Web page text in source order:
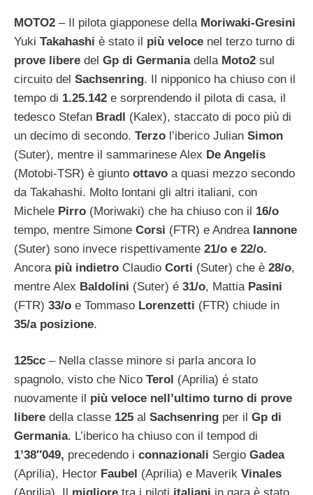
MOTO2 – Il pilota giapponese della Moriwaki-Gresini
Yuki Takahashi è stato il più veloce nel terzo turno di
prove libere del Gp di Germaniadella Moto2 sul
circuito del Sachsenring. Il nipponico ha chiuso con il
tempo di 1.25.142 e sorprendendo il pilota di casa, il
tedesco Stefan Bradl (Kalex), staccato di poco più di
un decimo di secondo. Terzo l’iberico Julian Simon
(Suter), mentre il sammarinese Alex De Angelis
(Motobi-TSR) è giunto ottavo a quasi mezzo secondo
da Takahashi. Molto lontani gli altri italiani, con
Michele Pirro (Moriwaki) che ha chiuso con il 16/o
tempo, mentre Simone Corsi (FTR) e Andrea Iannone
(Suter) sono invece rispettivamente 21/o e 22/o.
Ancora più indietro Claudio Corti (Suter) che è 28/o,
mentre Alex Baldolini (Suter) é 31/o, Mattia Pasini
(FTR) 33/o e Tommaso Lorenzetti (FTR) chiude in
35/a posizione.
125cc – Nella classe minore si parla ancora lo
spagnolo, visto che Nico Terol (Aprilia) é stato
nuovamente il più veloce nell’ultimo turno di prove
libere della classe 125 al Sachsenring per il Gp di
Germania. L’iberico ha chiuso con il tempod di
1’38″049, precedendo i connazionali Sergio Gadea
(Aprilia), Hector Faubel (Aprilia) e Maverik Vinales